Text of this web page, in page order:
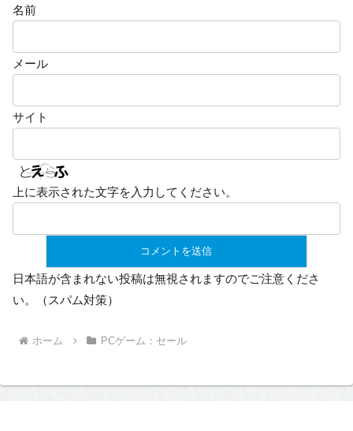
名前
メール
サイト
上に表示された文字を入力してください。
日本語が含まれない投稿は無視されますのでご注意くださ
い。（スパム対策）
ホーム PCゲーム：セール